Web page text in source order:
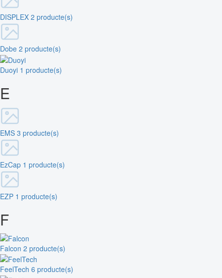
DISPLEX 2 producte(s)
Dobe 2 producte(s)
Duoyi 1 producte(s)
E
EMS 3 producte(s)
EzCap 1 producte(s)
EZP 1 producte(s)
F
Falcon 2 producte(s)
FeelTech 6 producte(s)